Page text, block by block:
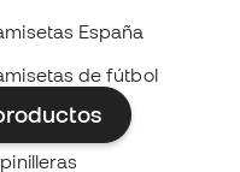
España
de fútbol